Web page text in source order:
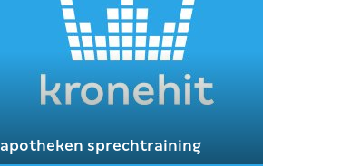
apotheken sprechtraining